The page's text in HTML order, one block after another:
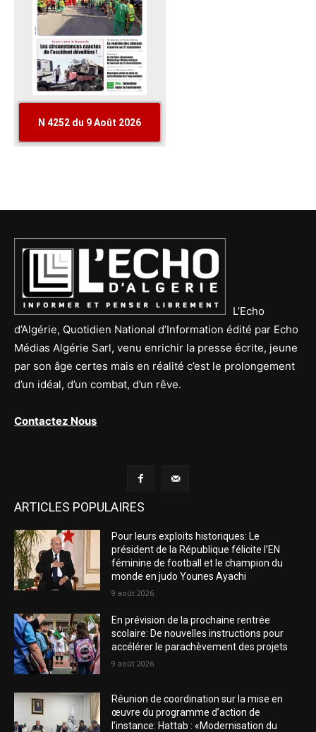
L’Echo
d’Algérie, Quotidien National d’Information édité par Echo
Médias Algérie Sarl, venu enrichir la presse écrite, jeune
par son âge certes mais en réalité c’est le prolongement
d’un idéal, d’un combat, d’un rêve.
Contactez Nous
ARTICLES POPULAIRES
Pour leurs exploits historiques: Le
président de la République félicite l’EN
féminine de football et le champion du
monde en judo Younes Ayachi
9 août 2026
En prévision de la prochaine rentrée
scolaire: De nouvelles instructions pour
accélérer le parachèvement des projets
9 août 2026
Réunion de coordination sur la mise en
œuvre du programme d’action de
l’instance: Hattab : «Modernisation du